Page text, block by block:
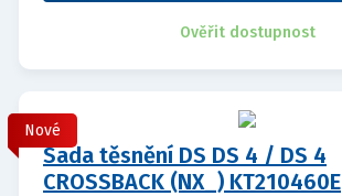
Ověřit dostupnost
Nové
Sada těsnění DS DS 4 / DS 4
CROSSBACK (NX_) KT210460E